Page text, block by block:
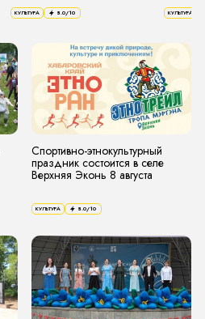
КУЛЬТУРА 8.0/10 КУЛЬТУРА
Спортивно-этнокультурный
праздник состоится в селе
Верхняя Эконь 8 августа
КУЛЬТУРА 8.0/10